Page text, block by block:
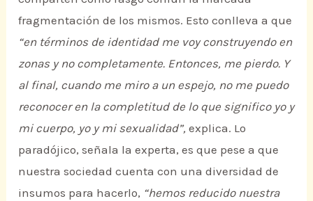
fragmentación de los mismos. Esto conlleva a que
“en términos de identidad me voy construyendo en
zonas y no completamente. Entonces, me pierdo. Y
al final, cuando me miro a un espejo, no me puedo
reconocer en la completitud de lo que significo yo y
mi cuerpo, yo y mi sexualidad”, explica. Lo
paradójico, señala la experta, es que pese a que
nuestra sociedad cuenta con una diversidad de
insumos para hacerlo, “hemos reducido nuestra